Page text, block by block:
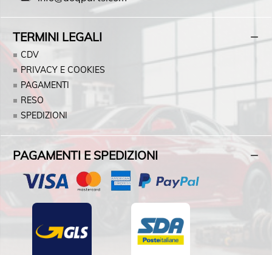
TERMINI LEGALI
CDV
PRIVACY E COOKIES
PAGAMENTI
RESO
SPEDIZIONI
PAGAMENTI E SPEDIZIONI